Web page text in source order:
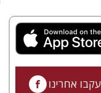
עקבו אחרינו